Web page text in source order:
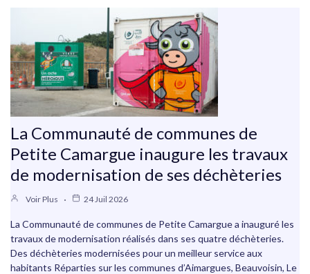
La Communauté de communes de
Petite Camargue inaugure les travaux
de modernisation de ses déchèteries
Voir Plus 24 Juil 2026
La Communauté de communes de Petite Camargue a inauguré les
travaux de modernisation réalisés dans ses quatre déchèteries.
Des déchèteries modernisées pour un meilleur service aux
habitants Réparties sur les communes d’Aimargues, Beauvoisin, Le